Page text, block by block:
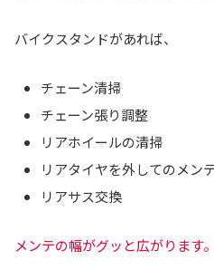
バイクスタンドがあれば、
チェーン清掃
チェーン張り調整
リアホイールの清掃
リアタイヤを外してのメン
リアサス交換
メンテの幅がグッと広がります。